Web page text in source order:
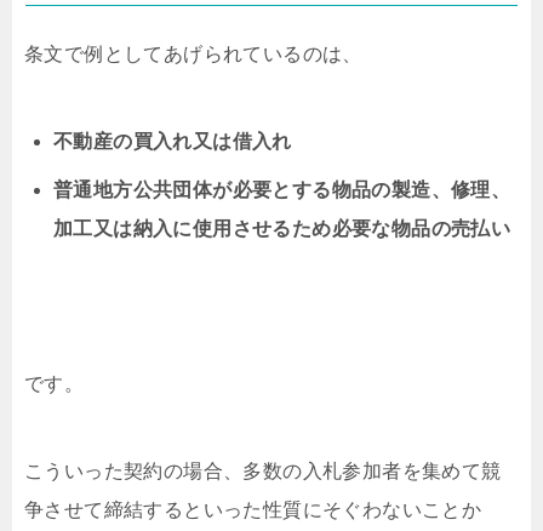
条文で例としてあげられているのは、
不動産の買入れ又は借入れ
普通地方公共団体が必要とする物品の製造、修理、
加工又は納入に使用させるため必要な物品の売払い
です。
こういった契約の場合、多数の入札参加者を集めて競
争させて締結するといった性質にそぐわないことか